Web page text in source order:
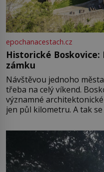
epochanacestach.cz
Historické
zámku
Návštěvou jednoho
třeba na celý víkend.
významné
jen půl kilometru. A tak
Boskovice na okraji
ve13. století, a už v roce